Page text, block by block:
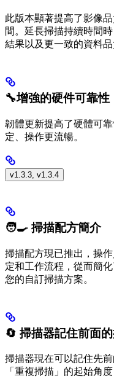
此版本顯著提高了影像
間。延長掃描持續時間
結果以及更一致的資料品
🔧增強的硬件可靠性
韌體更新提高了硬體可
定、操作更流暢。
v1.3.3, v1.3.4
🧑‍🍳 掃描配方簡介
掃描配方現已推出，操
定和工作流程，從而簡化
您的自訂掃描方案。
🔄 掃描器記住前面
掃描器現在可以記住先
「重複掃描」的起始角